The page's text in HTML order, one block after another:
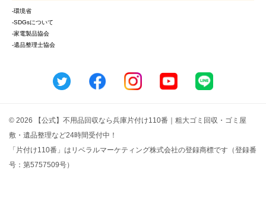
-環境省
-SDGsについて
-家電製品協会
-遺品整理士協会
© 2026 【公式】不用品回収なら兵庫片付け110番｜粗大ゴミ回収・ゴミ屋
敷・遺品整理など24時間受付中！
「片付け110番」はリベラルマーケティング株式会社の登録商標です（登録番
号：第5757509号）